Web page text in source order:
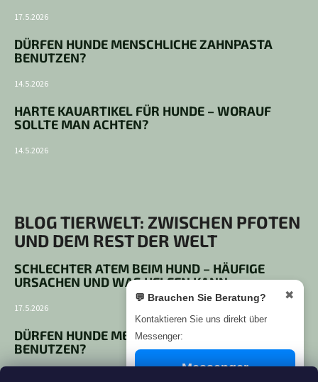
17.5.2026
DÜRFEN HUNDE MENSCHLICHE ZAHNPASTA
BENUTZEN?
14.5.2026
HARTE KAUARTIKEL FÜR HUNDE – WORAUF
SOLLTE MAN ACHTEN?
14.5.2026
BLOG TIERWELT: ZWISCHEN PFOTEN
UND DEM REST DER WELT
SCHLECHTER ATEM BEIM HUND – HÄUFIGE
URSACHEN UND WAS HELFEN KANN
17.5.2026
DÜRFEN HUNDE MENSCHLICHE ZAHNPASTA
BENUTZEN?
✖
💬 Brauchen Sie Beratung?
Kontaktieren Sie uns direkt über
Messenger:
Messenger